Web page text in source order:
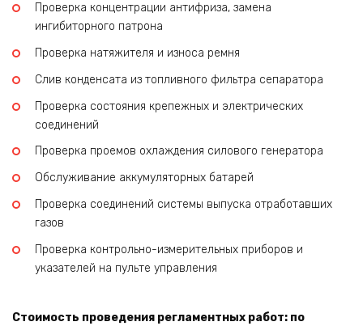
Проверка концентрации антифриза, замена
ингибиторного патрона
Проверка натяжителя и износа ремня
Слив конденсата из топливного фильтра сепаратора
Проверка состояния крепежных и электрических
соединений
Проверка проемов охлаждения силового генератора
Обслуживание аккумуляторных батарей
Проверка соединений системы выпуска отработавших
газов
Проверка контрольно-измерительных приборов и
указателей на пульте управления
Стоимость проведения регламентных работ: по